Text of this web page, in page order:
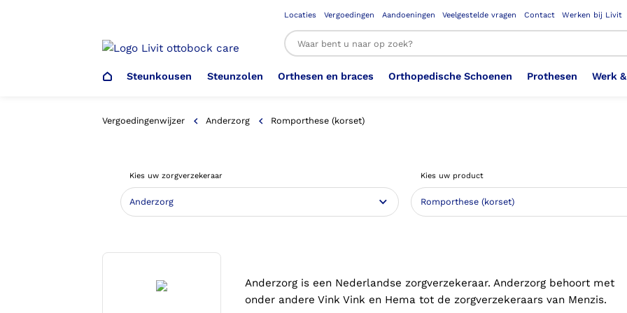
Locaties Vergoedingen Aandoeningen Veelgestelde vragen Contact Werken bij Livit
Steunkousen
Steunkousen (klasse 1)
Kousen (klasse 2)
Aantrekhulpen
Steunzolen
Steunzolen 3D geprinte steunzolen
Voetdrukmeting
Orthesen en braces
Arm Elleboog Been Knie
Heup Bekken Lies Hoofd Nek
Orthopedische Schoenen
Schoenencatalogus Orthopedische Schoenen OSA
Ambulo Badschoenen
Prothesen
Armprothese Bovenbeenprothese
Elleboogprothese Hand & Vinger prothese
Onderbeenprothese
Werk
Werkgever
Werknemer
Vergoedingenwijzer Anderzorg Romporthese (korset)
Kies uw zorgverzekeraar Kies uw product
Anderzorg is een Nederlandse zorgverzekeraar. Anderzorg behoort met
onder andere Vink Vink en Hema tot de zorgverzekeraars van Menzis.